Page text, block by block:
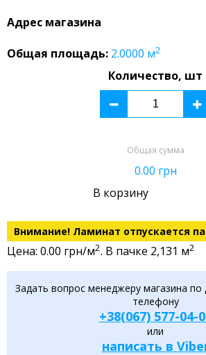
Адрес магазина
Общая площадь: 2.0000 м2
Количество, шт
Общая сумма
0.00 грн
В корзину
Внимание! Ламинат отпускается
Цена: 0.00 грн/м2. В пачке 2,131 м2
Задать вопрос менеджеру магазина по
телефону
+38(067) 577-04-
или
написать в